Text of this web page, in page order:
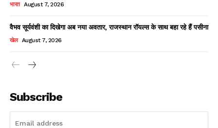
भारत August 7, 2026
वैभव सूर्यवंशी का दिखेगा अब नया अवतार, राजस्थान रॉयल्स के साथ बहा रहे हैं पसीना
खेल August 7, 2026
Subscribe